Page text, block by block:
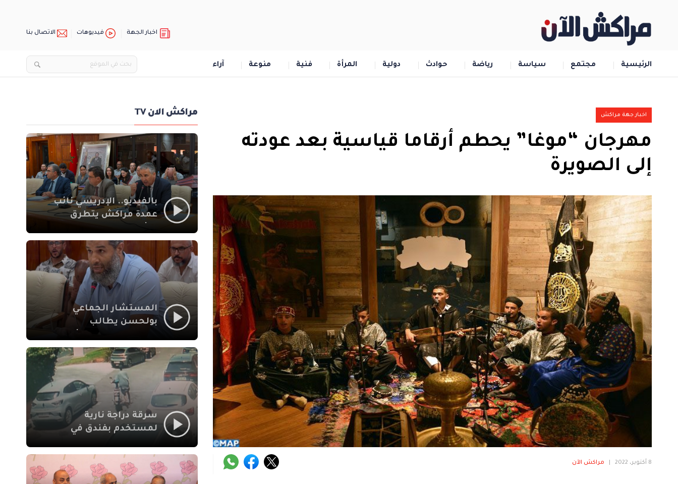
اخبار الجهة فيديوهات الاتصال بنا
الرئيسية مجتمع سياسة رياضة حوادث دولية المرأة فنية منوعة آراء
اخبار جهة مراكش
مهرجان “موغا” يحطم أرقاما قياسية بعد عودته
إلى الصويرة
8 أكتوبر، 2022 مراكش الآن
مراكش الان TV
بالفيديو.. الإدريسي نائب
عمدة مراكش يتطرق
الاجتماعي في نقل
المحطة الطرقية إلى
العزوزية
المستشار الجماعي
بولحسن يطالب
أشغال شارع علال
الفاسي بمراكش
سرقة دراجة نارية
لمستخدم بفندق في
بمراكش